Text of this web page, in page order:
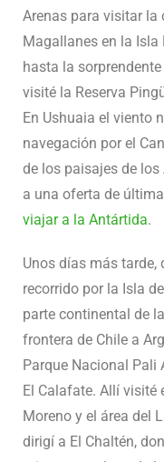
Arenas para visitar la
Magallanes en la Isla
hasta la
visité la Reserva
En Ushuaia el viento
navegación por el
de los paisajes de
a una oferta de
viajar a la Antártida.
Unos días más tarde,
recorrido por la Isla
parte continental de
frontera de Chile a
Parque Nacional Pali
El Calafate. Allí visité
Moreno y el área del
dirigí a El Chaltén,